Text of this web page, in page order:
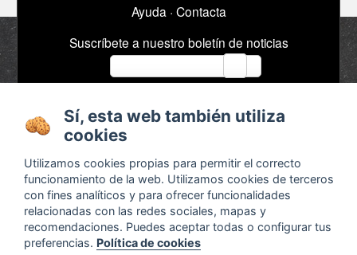
Ayuda · Contacta
Suscríbete a nuestro boletín de noticias
Acerca de
Términos y
condiciones
Configurar cookies
Agenda
Anuncios / Empleo
Bibliografía
Sí, esta web también utiliza
cookies
Utilizamos cookies propias para permitir el correcto
funcionamiento de la web. Utilizamos cookies de terceros
con fines analíticos y para ofrecer funcionalidades
relacionadas con las redes sociales, mapas y
recomendaciones. Puedes aceptar todas o configurar tus
preferencias. Política de cookies